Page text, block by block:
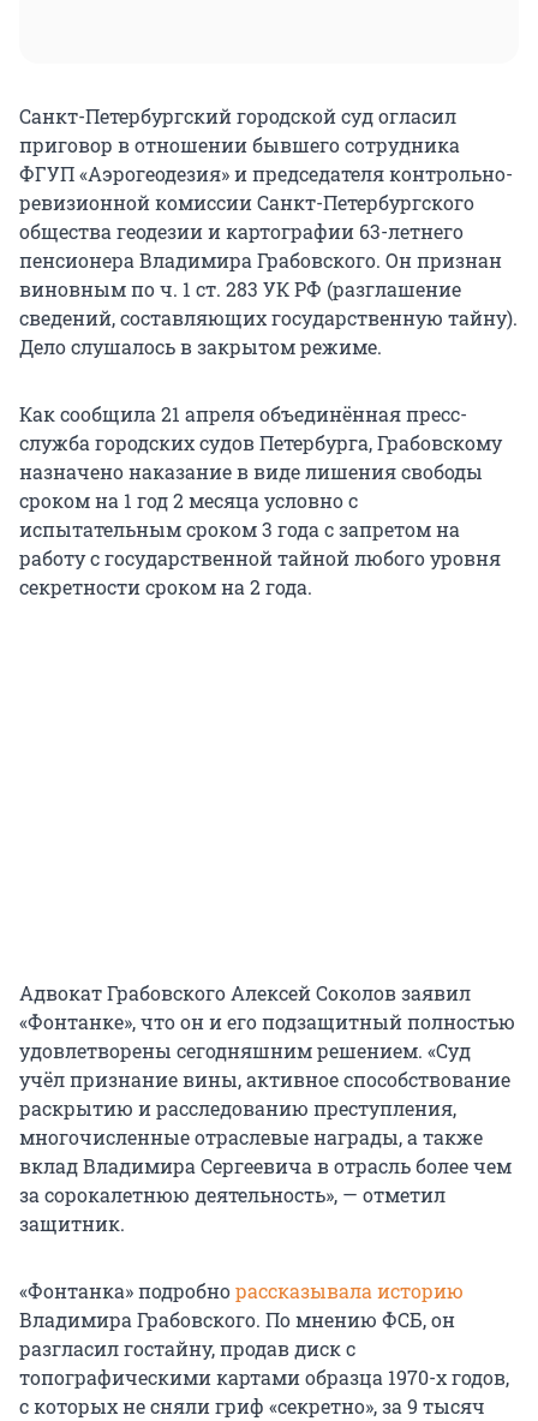
Санкт-Петербургский городской суд огласил
приговор в отношении бывшего сотрудника
ФГУП «Аэрогеодезия» и председателя контрольно-
ревизионной комиссии Санкт-Петербургского
общества геодезии и картографии 63-летнего
пенсионера Владимира Грабовского. Он признан
виновным по ч. 1 ст. 283 УК РФ (разглашение
сведений, составляющих государственную тайну).
Дело слушалось в закрытом режиме.
Как сообщила 21 апреля объединённая пресс-
служба городских судов Петербурга, Грабовскому
назначено наказание в виде лишения свободы
сроком на 1 год 2 месяца условно с
испытательным сроком 3 года с запретом на
работу с государственной тайной любого уровня
секретности сроком на 2 года.
Адвокат Грабовского Алексей Соколов заявил
«Фонтанке», что он и его подзащитный полностью
удовлетворены сегодняшним решением. «Суд
учёл признание вины, активное способствование
раскрытию и расследованию преступления,
многочисленные отраслевые награды, а также
вклад Владимира Сергеевича в отрасль более чем
за сорокалетнюю деятельность», — отметил
защитник.
«Фонтанка» подробнорассказывала историю
Владимира Грабовского. По мнению ФСБ, он
разгласил гостайну, продав диск с
топографическими картами образца 1970-х годов,
с которых не сняли гриф «секретно», за 9 тысяч